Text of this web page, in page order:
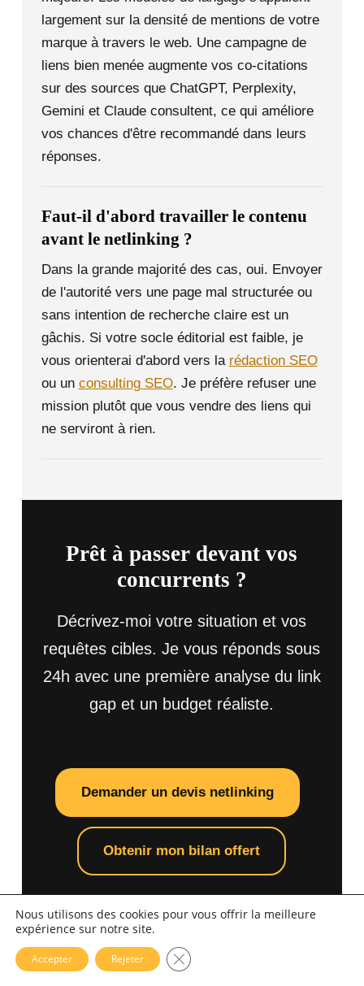
largement sur la densité de mentions de votre
marque à travers le web. Une campagne de
liens bien menée augmente vos co-citations
sur des sources que ChatGPT, Perplexity,
Gemini et Claude consultent, ce qui améliore
vos chances d'être recommandé dans leurs
réponses.
Faut-il d'abord travailler le contenu
avant le netlinking ?
Dans la grande majorité des cas, oui. Envoyer
de l'autorité vers une page mal structurée ou
sans intention de recherche claire est un
gâchis. Si votre socle éditorial est faible, je
vous orienterai d'abord vers la rédaction SEO
ou un consulting SEO. Je préfère refuser une
mission plutôt que vous vendre des liens qui
ne serviront à rien.
Prêt à passer devant vos
concurrents ?
Décrivez-moi votre situation et vos
requêtes cibles. Je vous réponds sous
24h avec une première analyse du link
gap et un budget réaliste.
Demander un devis netlinking
Obtenir mon bilan offert
Nous utilisons des cookies pour vous offrir la meilleure
expérience sur notre site.
Accepter Rejeter Fermer la bannière des cookies